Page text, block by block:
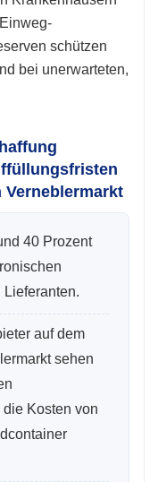
schützen
bei unerwarteten,
Verneblermarkt
40 Prozent
auf dem
sehen
Kosten von